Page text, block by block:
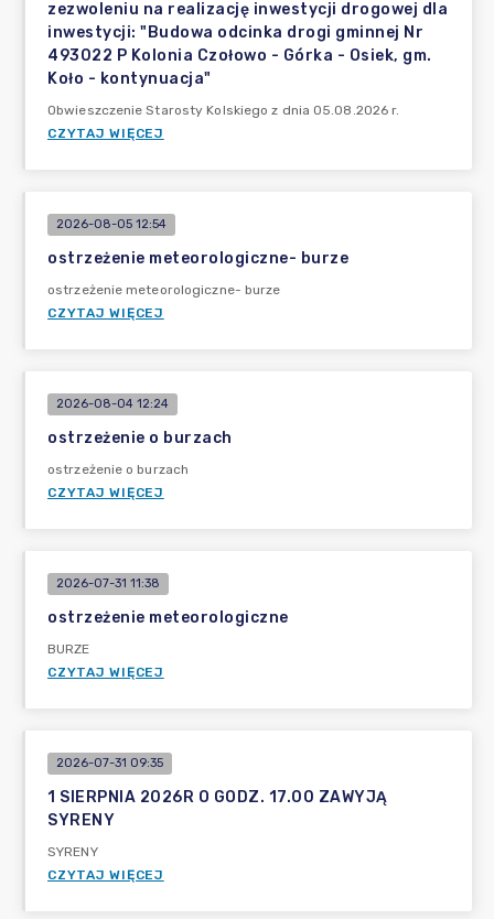
zezwoleniu na realizację inwestycji drogowej dla
inwestycji: "Budowa odcinka drogi gminnej Nr
493022 P Kolonia Czołowo - Górka - Osiek, gm.
Koło - kontynuacja"
Obwieszczenie Starosty Kolskiego z dnia 05.08.2026 r.
CZYTAJ WIĘCEJ
2026-08-05 12:54
ostrzeżenie meteorologiczne- burze
ostrzeżenie meteorologiczne- burze
CZYTAJ WIĘCEJ
2026-08-04 12:24
ostrzeżenie o burzach
ostrzeżenie o burzach
CZYTAJ WIĘCEJ
2026-07-31 11:38
ostrzeżenie meteorologiczne
BURZE
CZYTAJ WIĘCEJ
2026-07-31 09:35
1 SIERPNIA 2026R O GODZ. 17.00 ZAWYJĄ
SYRENY
SYRENY
CZYTAJ WIĘCEJ